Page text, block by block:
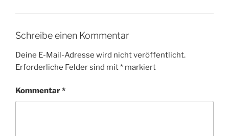
Schreibe einen Kommentar
Deine E-Mail-Adresse wird nicht veröffentlicht.
Erforderliche Felder sind mit* markiert
Kommentar*